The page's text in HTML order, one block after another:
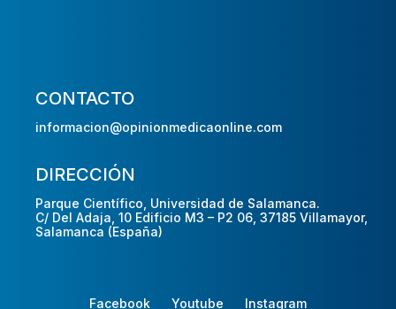
CONTACTO
informacion@opinionmedicaonline.com
DIRECCIÓN
Parque Científico, Universidad de Salamanca.
C/ Del Adaja, 10 Edificio M3 – P2 06, 37185 Villamayor,
Salamanca (España)
Facebook Youtube Instagram